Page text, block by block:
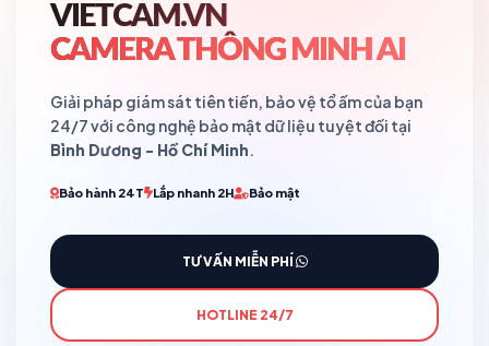
VIETCAM.VN
CAMERA THÔNG MINH AI
Giải pháp giám sát tiên tiến, bảo vệ tổ ấm của bạn
24/7 với công nghệ bảo mật dữ liệu tuyệt đối tại
Bình Dương - Hồ Chí Minh.
Bảo hành 24T Lắp nhanh 2H Bảo mật
TƯ VẤN MIỄN PHÍ
HOTLINE 24/7